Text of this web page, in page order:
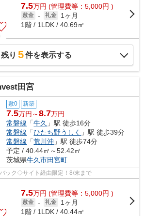
7.5万円 (管理費等：5,000円 )
敷金 - 礼金
1ヶ月
1階 / 1LDK / 40.69㎡
残り 5件を表示する
田宮
敷0 新築
7.5万円～8.7万円
常磐線 「牛久 」駅 徒歩16分
常磐線 「ひたち野うしく
」駅 徒歩39分
常磐線 「荒川沖 」駅 徒歩74分
予定 / 40.44㎡～52.42㎡
茨城県牛久市田宮町
ック◇サイト経由限定！8/末まで
7.5万円 (管理費等：5,000円 )
敷金 - 礼金
1ヶ月
1階 / 1LDK / 40.44㎡